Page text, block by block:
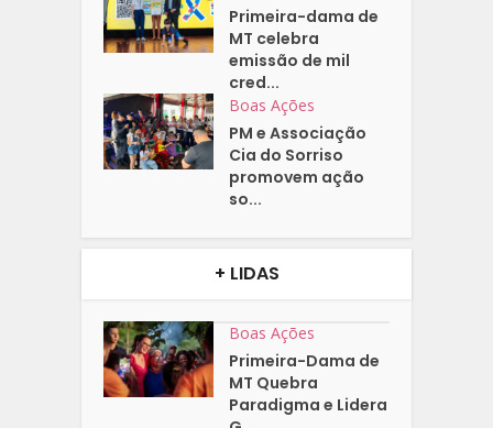
Primeira-dama de
MT celebra
emissão de mil
cred...
Boas Ações
PM e Associação
Cia do Sorriso
promovem ação
so...
+ LIDAS
Boas Ações
Primeira-Dama de
MT Quebra
Paradigma e Lidera